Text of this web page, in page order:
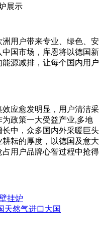
用户带来专业、绿色、安
国市场，库恩将以德国新
源减排，让每个国内用户
应愈发明显，用户清洁采
政策一大受益产业,多地
中，众多国内外采暖巨头
耘的厚度，以德国及意大
用户品牌心智过程中抢得
挂炉
天然气进口大国